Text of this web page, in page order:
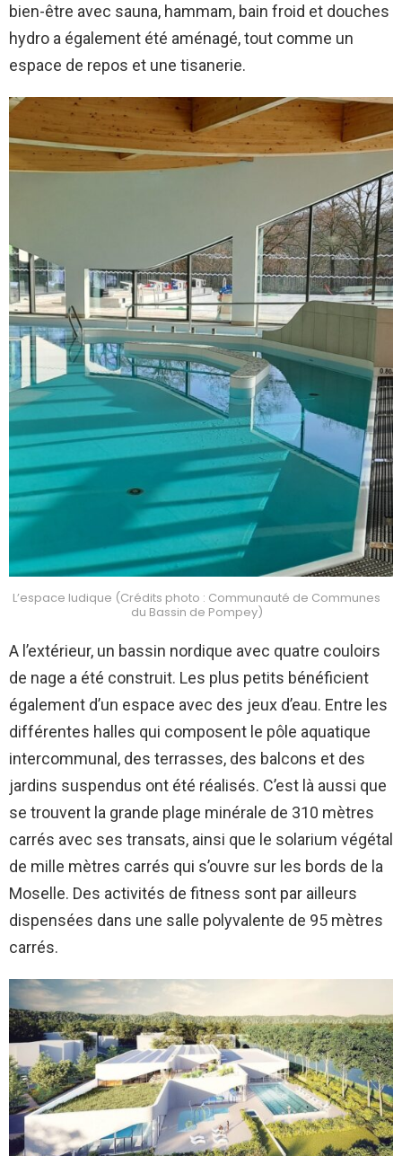
bien-être avec sauna, hammam, bain froid et douches
hydro a également été aménagé, tout comme un
espace de repos et une tisanerie.
L’espace ludique (Crédits photo : Communauté de Communes
du Bassin de Pompey)
A l’extérieur, un bassin nordique avec quatre couloirs
de nage a été construit. Les plus petits bénéficient
également d’un espace avec des jeux d’eau. Entre les
différentes halles qui composent le pôle aquatique
intercommunal, des terrasses, des balcons et des
jardins suspendus ont été réalisés. C’est là aussi que
se trouvent la grande plage minérale de 310 mètres
carrés avec ses transats, ainsi que le solarium végétal
de mille mètres carrés qui s’ouvre sur les bords de la
Moselle. Des activités de fitness sont par ailleurs
dispensées dans une salle polyvalente de 95 mètres
carrés.